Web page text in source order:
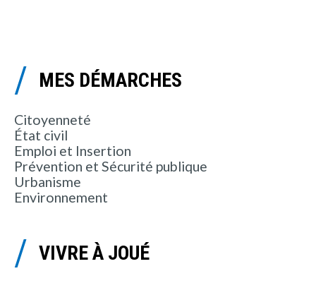
MES DÉMARCHES
Citoyenneté
État civil
Emploi et Insertion
Prévention et Sécurité publique
Urbanisme
Environnement
VIVRE À JOUÉ